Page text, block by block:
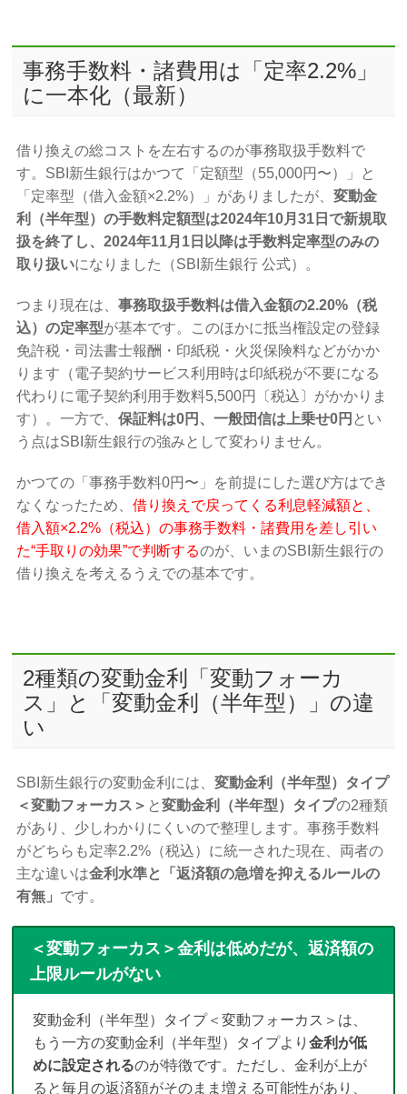
事務手数料・諸費用は「定率2.2%」
に一本化（最新）
借り換えの総コストを左右するのが事務取扱手数料で
す。SBI新生銀行はかつて「定額型（55,000円〜）」と
「定率型（借入金額×2.2%）」がありましたが、変動金
利（半年型）の手数料定額型は2024年10月31日で新規取
扱を終了し、2024年11月1日以降は手数料定率型のみの
取り扱いになりました（SBI新生銀行 公式）。
つまり現在は、事務取扱手数料は借入金額の2.20%（税
込）の定率型が基本です。このほかに抵当権設定の登録
免許税・司法書士報酬・印紙税・火災保険料などがかか
ります（電子契約サービス利用時は印紙税が不要になる
代わりに電子契約利用手数料5,500円〔税込〕がかかりま
す）。一方で、保証料は0円、一般団信は上乗せ0円 とい
う点はSBI新生銀行の強みとして変わりません。
かつての「事務手数料0円〜」を前提にした選び方はでき
なくなったため、借り換えで戻ってくる利息軽減額と、
借入額×2.2%（税込）の事務手数料・諸費用を差し引い
た“手取りの効果”で判断するのが、いまのSBI新生銀行の
借り換えを考えるうえでの基本です。
2種類の変動金利「変動フォーカ
ス」と「変動金利（半年型）」の違
い
SBI新生銀行の変動金利には、変動金利（半年型）タイプ
＜変動フォーカス＞ と変動金利（半年型）タイプの2種類
があり、少しわかりにくいので整理します。事務手数料
がどちらも定率2.2%（税込）に統一された現在、両者の
主な違いは金利水準と「返済額の急増を抑えるルールの
有無」 です。
＜変動フォーカス＞金利は低めだが、返済額の
上限ルールがない
変動金利（半年型）タイプ＜変動フォーカス＞は、
もう一方の変動金利（半年型）タイプより金利が低
めに設定されるのが特徴です。ただし、金利が上が
ると毎月の返済額がそのまま増える可能性があり、